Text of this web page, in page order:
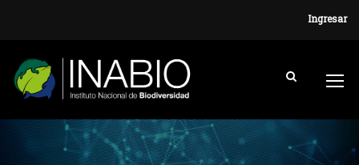
Ingresar